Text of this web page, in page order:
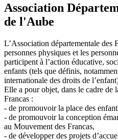
Association
de l'Aube
L’Association départementale des
personnes physiques et les
participent à l’action éducative,
enfants (tels que définis,
internationale des droits de
Elle a pour objet, dans le cadre de
Francas :
- de promouvoir la place des
- de promouvoir la conception
au Mouvement des Francas,
- de développer des projets